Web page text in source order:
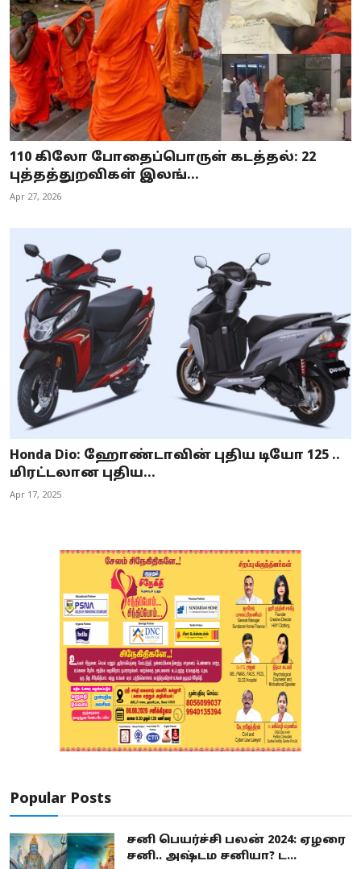
110 கிலோ போதைப்பொருள் கடத்தல்: 22
புத்தத்துறவிகள் இலங்...
Apr 27, 2026
Honda Dio: ஹோண்டாவின் புதிய டியோ 125 ..
மிரட்டலான புதிய...
Apr 17, 2025
Popular Posts
சனி பெயர்ச்சி பலன் 2024: ஏழரை
சனி.. அஷ்டம சனியா? ட...